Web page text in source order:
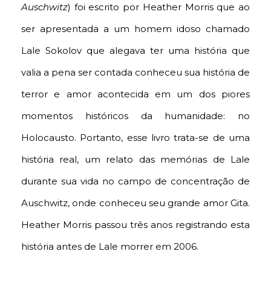
Auschwitz) foi escrito por Heather Morris que ao
ser apresentada a um homem idoso chamado
Lale Sokolov que alegava ter uma história que
valia a pena ser contada conheceu sua história de
terror e amor acontecida em um dos piores
momentos históricos da humanidade: no
Holocausto. Portanto, esse livro trata-se de uma
história real, um relato das memórias de Lale
durante sua vida no campo de concentração de
Auschwitz, onde conheceu seu grande amor Gita.
Heather Morris passou três anos registrando esta
história antes de Lale morrer em 2006.